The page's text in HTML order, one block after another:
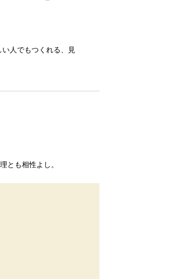
人でもつくれる、見
とも相性よし。